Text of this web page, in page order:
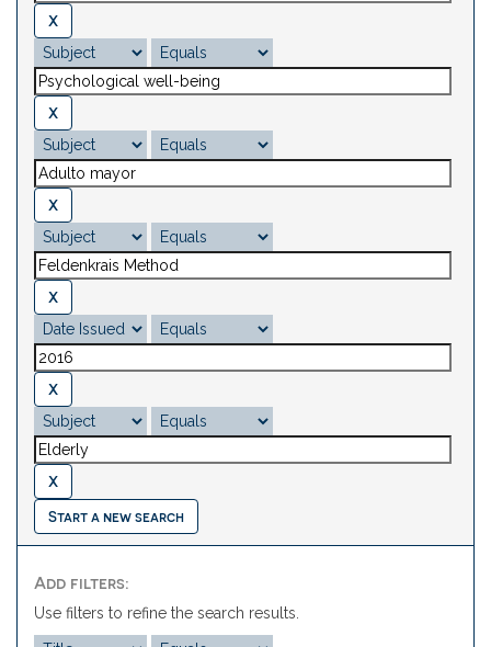
Start a new search
Add filters:
Use filters to refine the search results.